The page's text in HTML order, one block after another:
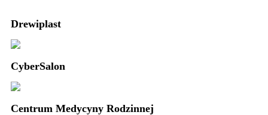
Drewiplast
CyberSalon
Centrum Medycyny Rodzinnej